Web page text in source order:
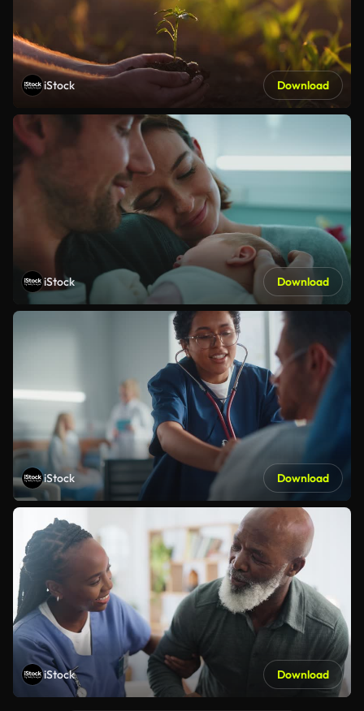
iStock Download
iStock Download
iStock Download
iStock Download